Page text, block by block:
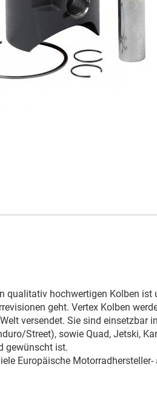
qualitativ hochwertigen Kolben ist
geht. Vertex Kolben
versendet. Sie sind einsetzbar
Street), sowie Quad, Jetski,
gewünscht ist.
Europäische Motorradhersteller-